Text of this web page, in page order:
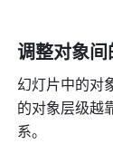
调整对象
幻灯片中的对
的对象层级越
系。